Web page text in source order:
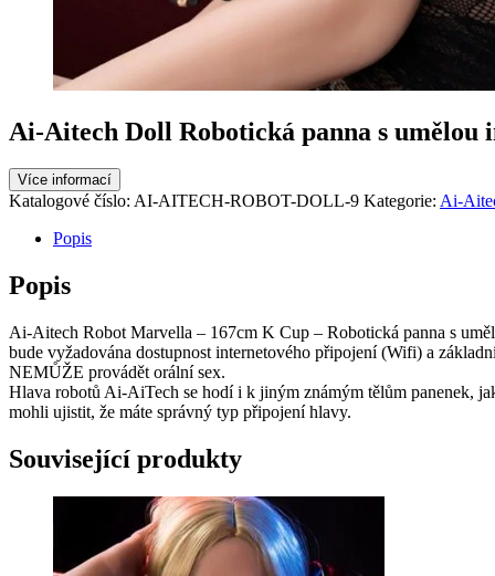
Ai-Aitech Doll Robotická panna s
Více informací
Katalogové číslo: AI-AITECH-ROBOT-DOLL-9 Kategorie: Ai-
Popis
Popis
Ai-Aitech Robot Marvella – 167cm K Cup – Robotická panna s
bude vyžadována dostupnost internetového připojení (Wifi) a
NEMŮŽE provádět orální sex.
Hlava robotů Ai-AiTech se hodí i k jiným známým tělům panenek,
mohli ujistit, že máte správný typ připojení hlavy.
Související produkty